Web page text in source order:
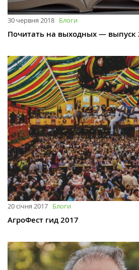
30 червня 2018 Блоги
Почитать на выходных — выпуск
20 січня 2017 Блоги
АгроФест гид 2017